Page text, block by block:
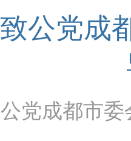
致公党
党成都市委